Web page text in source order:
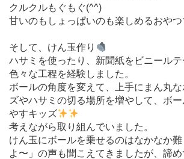
クルクルもぐもぐ(^^)
甘いのもしょっぱいのも楽しめるおやつ
そして、けん玉作り
ハサミを使ったり、新聞紙をビニール
色々な工程を経験しました。
ボールの角度を変えて、上手にまん丸
ズやハサミの切る場所を増やして、ボ
やすキッズ
考えながら取り組んでいました。
けん玉にボールを乗せるのはなかなか
よ〜」の声も聞こえてきましたが、諦